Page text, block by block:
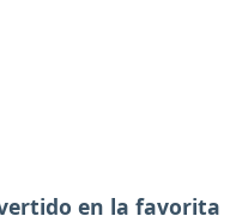
en la favorita